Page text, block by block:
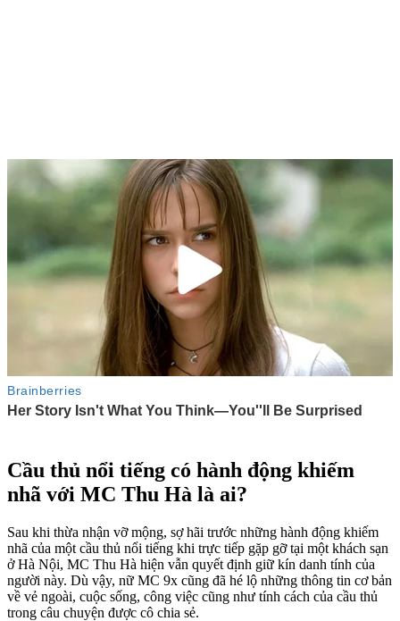
Cầu thủ nổi tiếng có hành động khiếm
nhã với MC Thu Hà là ai?
Sau khi thừa nhận vỡ mộng, sợ hãi trước những hành động khiếm
nhã của một cầu thủ nổi tiếng khi trực tiếp gặp gỡ tại một khách sạn
ở Hà Nội, MC Thu Hà hiện vẫn quyết định giữ kín danh tính của
người này. Dù vậy, nữ MC 9x cũng đã hé lộ những thông tin cơ bản
về vẻ ngoài, cuộc sống, công việc cũng như tính cách của cầu thủ
trong câu chuyện được cô chia sẻ.